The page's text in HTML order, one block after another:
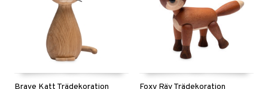
Brave Katt Trädekoration
Foxy Räv Trädekoration